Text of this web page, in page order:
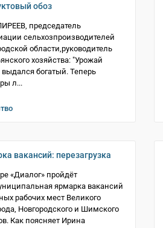
обоз
председатель
сельхозпроизводителей
области,руководитель
хозяйства: "Урожай
богатый. Теперь
л...
вакансий: перезагрузка
«Диалог» пройдёт
ярмарка вакансий
рабочих мест Великого
Новгородского и Шимского
Как поясняет Ирина